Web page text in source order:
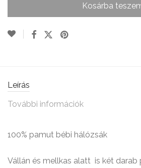
Kosárba
Leírás
További információk
100% pamut bébi hálózsák
Vállán és mellkas alatt is két